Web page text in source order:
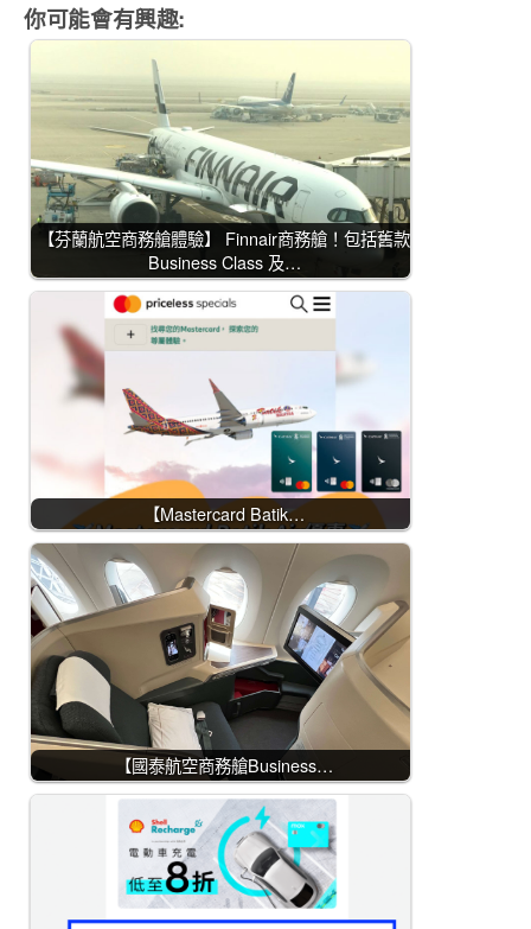
你可能會有興趣:
【芬蘭航空商務艙體驗】 Finnair商務艙！包括舊款
Business Class 及…
【Mastercard Batik…
【國泰航空商務艙Business…